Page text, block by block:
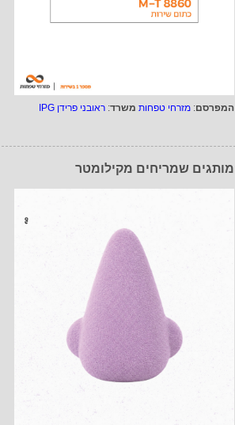
המפרסם: מזרחי טפחות משרד: ראובני פרידן IPG
מותגים שמריחים מקילומטר